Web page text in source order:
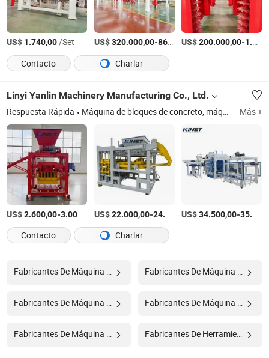
US$ 1.740,00/Set US$320.000,00-860.000,00 /Set
US$200.000,00-1.500.000,00
Contacto Charlar
Linyi Yanlin Machinery Manufacturing Co., Ltd.
Respuesta Rápida Máquina de bloques de concreto, máquina de bloques de cemento, máquina de bloques de ceniza, máquina de ladrillos de tierra, máquina Ceb, máquina de fabricación de bloques totalmente automática, máquina de fabricación de bloques semiautomática, máquina de bloques de pavimento, máquina de fabricación de bloques entrelazados, máquina de fabricación de bordillos Más +
US$2.600,00-3.000,00 /Set
US$22.000,00-24.000,00 /Set
US$34.500,00-35.800,00
Contacto Charlar
Fabricantes De Herramientas De Construcción